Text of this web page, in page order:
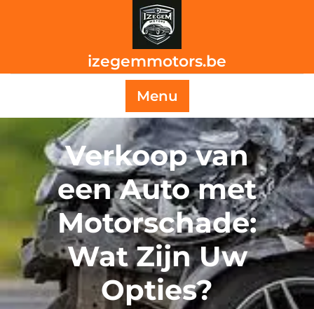
izegemmotors.be
Menu
Verkoop van
een Auto met
Motorschade:
Wat Zijn Uw
Opties?